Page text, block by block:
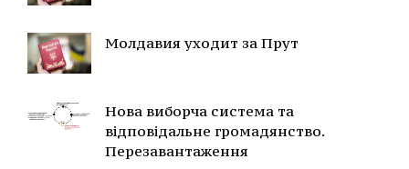
Молдавия уходит за Прут
Нова виборча система та
відповідальне громадянство.
Перезавантаження